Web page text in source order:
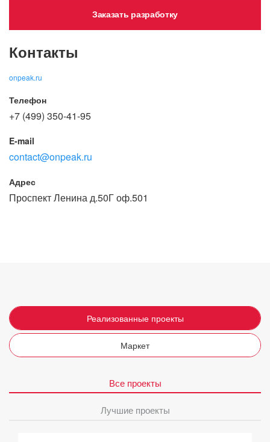
Заказать разработку
Контакты
onpeak.ru
Телефон
+7 (499) 350-41-95
E-mail
contact@onpeak.ru
Адрес
Проспект Ленина д.50Г оф.501
Реализованные проекты
Маркет
Все проекты
Лучшие проекты